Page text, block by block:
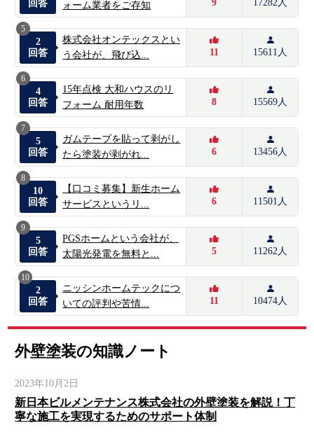
回答 ォーム業者をご存知 9 17282人
5
2
回答
株式会社オンテックスとい
う会社が、飛び込...
11 15611人
6
4
回答
15年点検 大和ハウスのリ
フォーム 耐用年数
8 15569人
7
5
回答
ガムテープを貼って剥がし
たら塗装が剥がれ...
6 13456人
8
10
回答
【口コミ募集】新生ホーム
サービスというリ...
6 11501人
9
5
回答
PGSホームという会社が、
太陽光発電を無料と...
5 11262人
10
2
回答
ニッシンホームテックにつ
いての評判や苦情...
11 10474人
外壁塗装の知識ノート
2023年10月2日
新日本ビルメンテナンス株式会社の外壁塗装を解説！丁
寧な施工を実現するためのサポート体制